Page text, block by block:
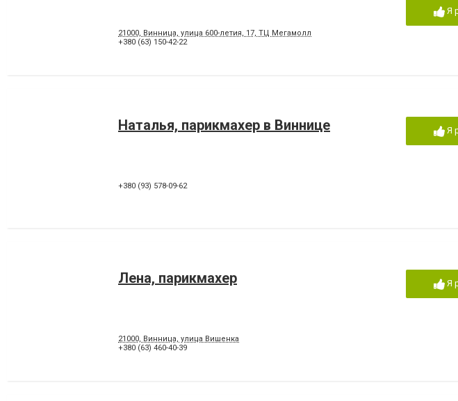
21000, Винница, улица 600-летия, 17, ТЦ Мегамолл
+380 (63) 150-42-22
Я
Наталья, парикмахер в Виннице
+380 (93) 578-09-62
Я
Лена, парикмахер
21000, Винница, улица Вишенка
+380 (63) 460-40-39
Я